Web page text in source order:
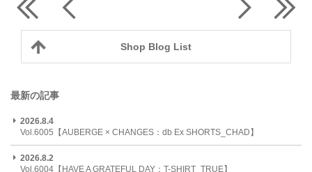
Shop Blog List
最新の記事
2026.8.4
Vol.6005【AUBERGE × CHANGES：db Ex SHORTS_CHAD】
2026.8.2
Vol.6004【HAVE A GRATEFUL DAY：T-SHIRT_TRUE】